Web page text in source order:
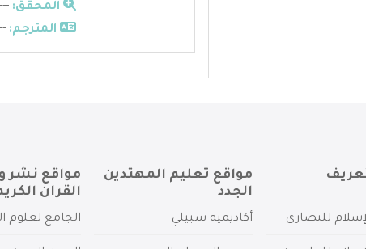
المحقق: ---
المترجم:
للنصارى
مواقع تعليم المهتدين
الجدد
أكاديمية سبيلي
مواقع نشر
القرآن
الجامع لعلوم